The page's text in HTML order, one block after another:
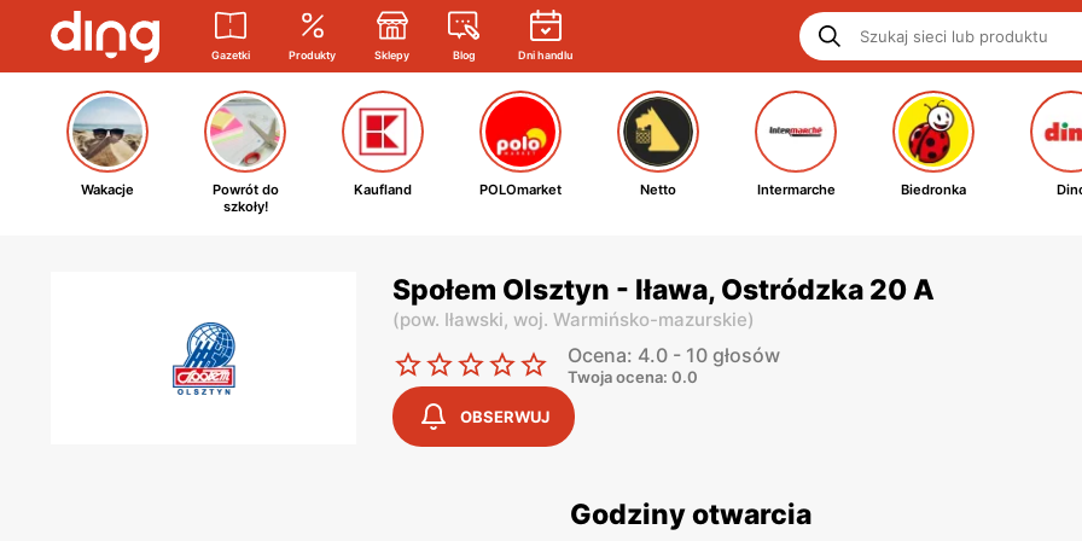
Gazetki Produkty Sklepy Blog Dni handlu
Wakacje
Powrót do
szkoły!
Kaufland POLOmarket Netto Intermarche Biedronka
Społem Olsztyn - Iława, Ostródzka 20 A
(pow. Iławski, woj. Warmińsko-mazurskie)
Ocena: 4.0 - 10 głosów
Twoja ocena: 0.0
OBSERWUJ
Godziny otwarcia